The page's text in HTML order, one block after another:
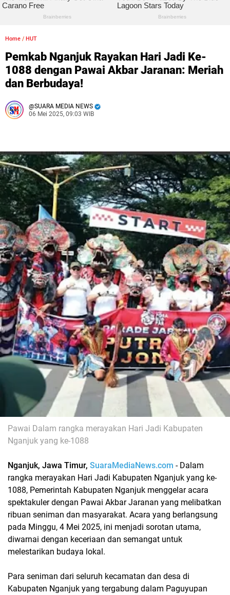
Home / HUT
Pemkab Nganjuk Rayakan Hari Jadi Ke-
1088 dengan Pawai Akbar Jaranan: Meriah
dan Berbudaya!
SUARA MEDIA NEWS
06 Mei 2025, 09:03 WIB
Pawai Dalam rangka merayakan Hari Jadi Kabupaten
Nganjuk yang ke-1088
Nganjuk, Jawa Timur, SuaraMediaNews.com - Dalam
rangka merayakan Hari Jadi Kabupaten Nganjuk yang ke-
1088, Pemerintah Kabupaten Nganjuk menggelar acara
spektakuler dengan Pawai Akbar Jaranan yang melibatkan
ribuan seniman dan masyarakat. Acara yang berlangsung
pada Minggu, 4 Mei 2025, ini menjadi sorotan utama,
diwarnai dengan keceriaan dan semangat untuk
melestarikan budaya lokal.
Para seniman dari seluruh kecamatan dan desa di
Kabupaten Nganjuk yang tergabung dalam Paguyupan